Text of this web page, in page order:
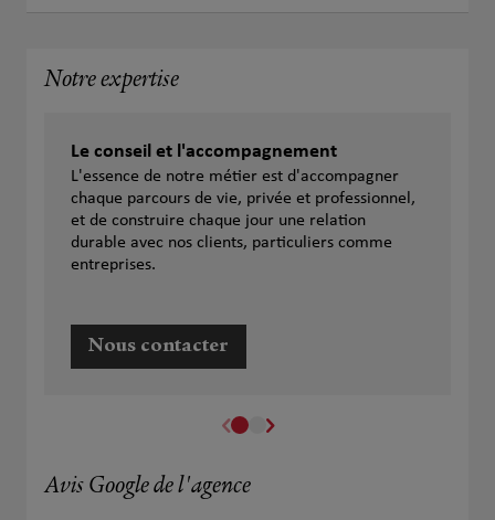
Notre expertise
Le conseil et l'accompagnement
L'essence de notre métier est d'accompagner
chaque parcours de vie, privée et professionnel,
et de construire chaque jour une relation
durable avec nos clients, particuliers comme
entreprises.
Nous contacter
Avis Google de l'agence